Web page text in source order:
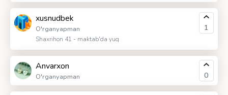
xusnudbek
O'rganyapman
Shaxrihon 41 - maktab'da yuq
1
Anvarxon
O'rganyapman 0